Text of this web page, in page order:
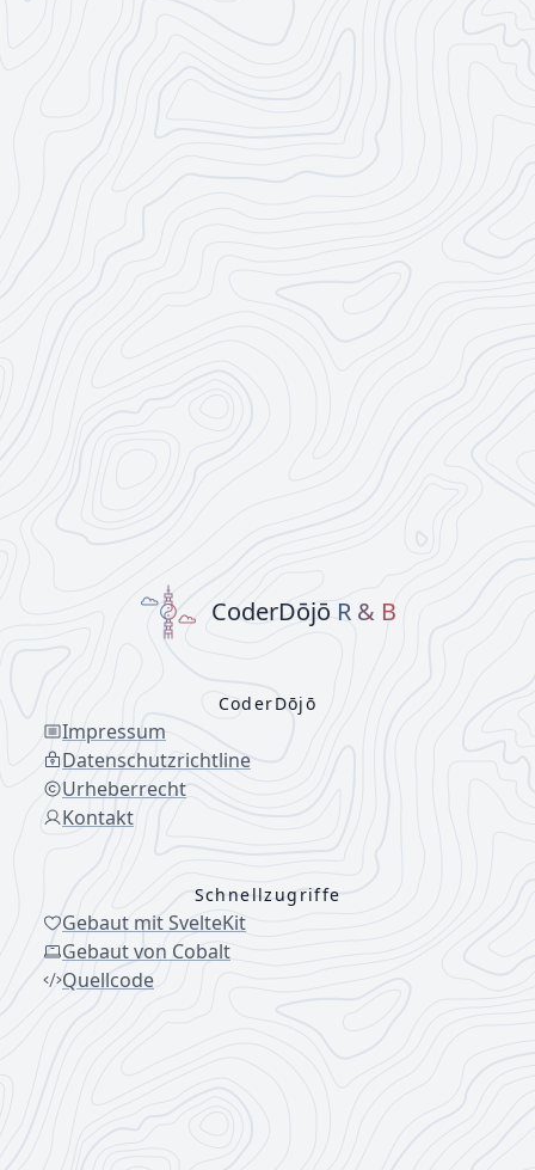
CoderDōjō R & B
CoderDōjō
Impressum
Datenschutzrichtline
Urheberrecht
Kontakt
Schnellzugriffe
Gebaut mit SvelteKit
Gebaut von Cobalt
Quellcode